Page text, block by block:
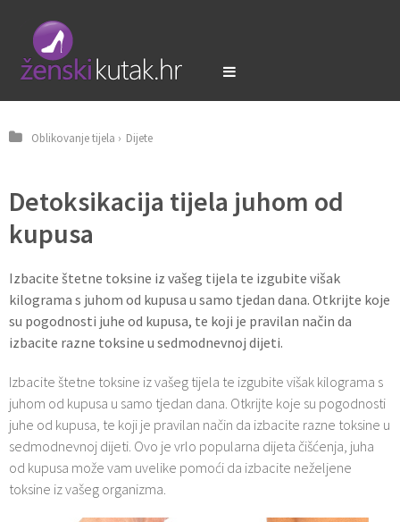
Oblikovanje tijela › Dijete
Detoksikacija tijela juhom od
kupusa
Izbacite štetne toksine iz vašeg tijela te izgubite višak
kilograma s juhom od kupusa u samo tjedan dana. Otkrijte koje
su pogodnosti juhe od kupusa, te koji je pravilan način da
izbacite razne toksine u sedmodnevnoj dijeti.
Izbacite štetne toksine iz vašeg tijela te izgubite višak kilograma s
juhom od kupusa u samo tjedan dana. Otkrijte koje su pogodnosti
juhe od kupusa, te koji je pravilan način da izbacite razne toksine u
sedmodnevnoj dijeti. Ovo je vrlo popularna dijeta čišćenja, juha
od kupusa može vam uvelike pomoći da izbacite neželjene
toksine iz vašeg organizma.